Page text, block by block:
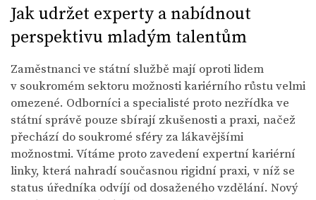
Jak udržet experty a nabídnout
perspektivu mladým talentům
Zaměstnanci ve státní službě mají oproti lidem
v soukromém sektoru možnosti kariérního růstu velmi
omezené. Odborníci a specialisté proto nezřídka ve
státní správě pouze sbírají zkušenosti a praxi, načež
přechází do soukromé sféry za lákavějšími
možnostmi. Vítáme proto zavedení expertní kariérní
linky, která nahradí současnou rigidní praxi, v níž se
status úředníka odvíjí od dosaženého vzdělání. Nový